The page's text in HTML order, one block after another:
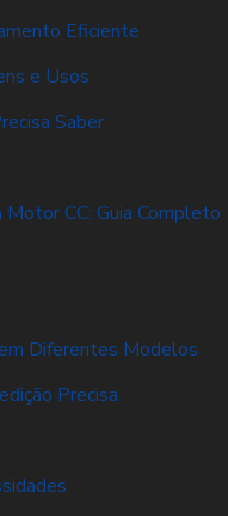
Eficiente
e Usos
Saber
Motor CC: Guia Completo
Diferentes Modelos
Precisa